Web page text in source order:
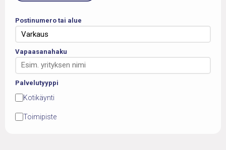
Postinumero tai alue
Vapaasanahaku
Palvelutyyppi
Kotikäynti
Toimipiste